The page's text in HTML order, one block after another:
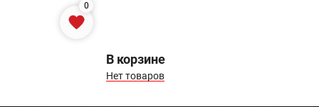
0
В корзине
Нет товаров